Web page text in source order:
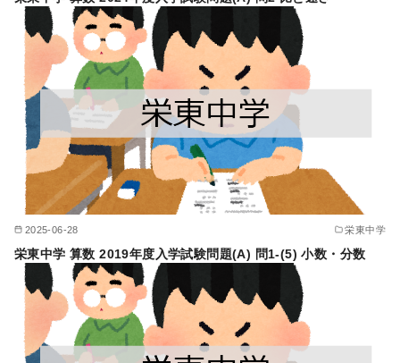
2025-06-28 栄東中学
栄東中学 算数 2019年度入学試験問題(A) 問1-(5) 小数・分数